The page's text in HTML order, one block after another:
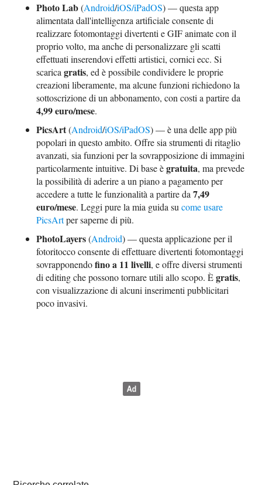
Photo Lab(Android/iOS/iPadOS) — questa app
alimentata dall'intelligenza artificiale consente di
realizzare fotomontaggi divertenti e GIF animate con il
proprio volto, ma anche di personalizzare gli scatti
effettuati inserendovi effetti artistici, cornici ecc. Si
scaricagratis, ed è possibile condividere le proprie
creazioni liberamente, ma alcune funzioni richiedono la
sottoscrizione di un abbonamento, con costi a partire da
4,99 euro/mese.
PicsArt(Android/iOS/iPadOS) — è una delle app più
popolari in questo ambito. Offre sia strumenti di ritaglio
avanzati, sia funzioni per la sovrapposizione di immagini
particolarmente intuitive. Di base ègratuita, ma prevede
la possibilità di aderire a un piano a pagamento per
accedere a tutte le funzionalità a partire da7,49
euro/mese. Leggi pure la mia guida sucome usare
PicsArtper saperne di più.
PhotoLayers(Android) — questa applicazione per il
fotoritocco consente di effettuare divertenti fotomontaggi
sovrapponendofino a 11 livelli, e offre diversi strumenti
di editing che possono tornare utili allo scopo. Ègratis,
con visualizzazione di alcuni inserimenti pubblicitari
poco invasivi.